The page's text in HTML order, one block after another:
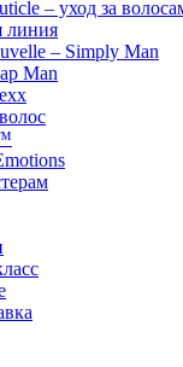
– уход за
линия
– Simply Man
Man